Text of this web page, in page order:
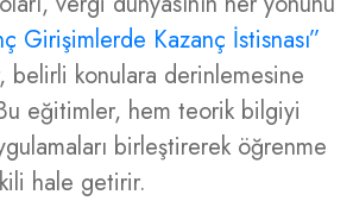
Girişimlerde Kazanç İstisnası”
belirli konulara derinlemesine
eğitimler, hem teorik bilgiyi
birleştirerek öğrenme
hale getirir.